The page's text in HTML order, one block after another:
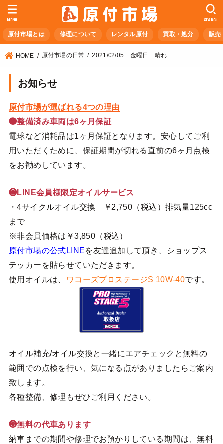
原付市場とは 修理について レンタル原付 買取・処分 販売
SEARCH
MENU
HOME 原付市場の日常 2021/02/05 金曜日 晴れ
お知らせ
原付市場が選ばれる4つの理由
❶整備済み車両は6ヶ月保証
電球など消耗品は1ヶ月保証となります。安心してご利
用いただくために、保証期間が切れる直前の6ヶ月点検
をお勧めしています。
❷LINE会員様限定オイルサービス
・4サイクルオイル交換 ￥2,750（税込）排気量125cc
まで
※非会員価格は￥3,850（税込）
原付市場の公式LINEを友達追加して頂き、ショップス
テッカーを貼らせていただきます。
使用オイルは、
ワコーズプロステージS 10W-40です。
オイル補充/オイル交換と一緒にエアチェックと無料の
範囲での点検を行い、気になる点がありましたらご案内
致します。
各種整備、修理もぜひご利用ください。
❸無料の代車あります
納車までの期間や修理でお預かりしている期間は、無料